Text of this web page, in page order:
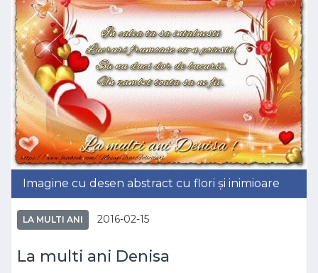
Imagine cu desen abstract cu flori și inimioare
LA MULTI ANI 2016-02-15
La multi ani Denisa